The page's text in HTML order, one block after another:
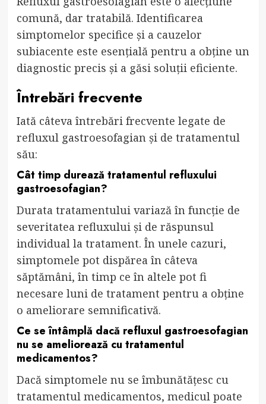
comună, dar tratabilă. Identificarea
simptomelor specifice și a cauzelor
subiacente este esențială pentru a obține un
diagnostic precis și a găsi soluții eficiente.
Întrebări frecvente
Iată câteva întrebări frecvente legate de
refluxul gastroesofagian și de tratamentul
său:
Cât timp durează tratamentul refluxului
gastroesofagian?
Durata tratamentului variază în funcție de
severitatea refluxului și de răspunsul
individual la tratament. În unele cazuri,
simptomele pot dispărea în câteva
săptămâni, în timp ce în altele pot fi
necesare luni de tratament pentru a obține
o ameliorare semnificativă.
Ce se întâmplă dacă refluxul gastroesofagian
nu se ameliorează cu tratamentul
medicamentos?
Dacă simptomele nu se îmbunătățesc cu
tratamentul medicamentos, medicul poate